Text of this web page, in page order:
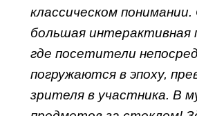
классическом
большая интерактивная
где посетители
погружаются в эпоху,
зрителя в участника. В